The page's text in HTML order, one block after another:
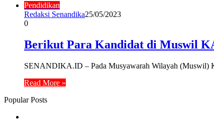
Pendidikan
Redaksi Senandika25/05/2023
0
Berikut Para Kandidat di Muswil
SENANDIKA.ID – Pada Musyawarah Wilayah (Muswil)
Read More »
Popular Posts